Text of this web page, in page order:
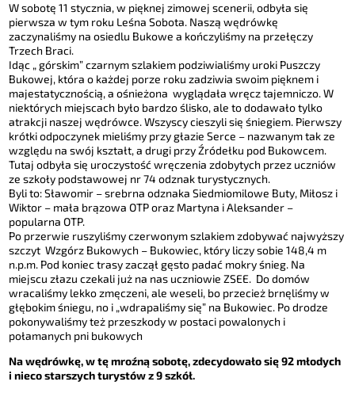
W sobotę 11 stycznia, w pięknej zimowej scenerii, odbyła się
pierwsza w tym roku Leśna Sobota. Naszą wędrówkę
zaczynaliśmy na osiedlu Bukowe a kończyliśmy na przełęczy
Trzech Braci.
Idąc „ górskim” czarnym szlakiem podziwialiśmy uroki Puszczy
Bukowej, która o każdej porze roku zadziwia swoim pięknem i
majestatycznością, a ośnieżona wyglądała wręcz tajemniczo. W
niektórych miejscach było bardzo ślisko, ale to dodawało tylko
atrakcji naszej wędrówce. Wszyscy cieszyli się śniegiem. Pierwszy
krótki odpoczynek mieliśmy przy głazie Serce – nazwanym tak ze
względu na swój kształt, a drugi przy Źródełku pod Bukowcem.
Tutaj odbyła się uroczystość wręczenia zdobytych przez uczniów
ze szkoły podstawowej nr 74 odznak turystycznych.
Byli to: Sławomir – srebrna odznaka Siedmiomilowe Buty, Miłosz i
Wiktor – mała brązowa OTP oraz Martyna i Aleksander –
popularna OTP.
Po przerwie ruszyliśmy czerwonym szlakiem zdobywać najwyższy
szczyt Wzgórz Bukowych – Bukowiec, który liczy sobie 148,4 m
n.p.m. Pod koniec trasy zaczął gęsto padać mokry śnieg. Na
miejscu złazu czekali już na nas uczniowie ZSEE. Do domów
wracaliśmy lekko zmęczeni, ale weseli, bo przecież brnęliśmy w
głębokim śniegu, no i „wdrapaliśmy się” na Bukowiec. Po drodze
pokonywaliśmy też przeszkody w postaci powalonych i
połamanych pni bukowych
Na wędrówkę, w tę mroźną sobotę, zdecydowało się 92 młodych
i nieco starszych turystów z 9 szkół.